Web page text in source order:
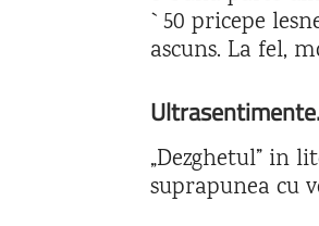
`50 pricepe
ascuns. La fel,
„Dezghetul” in
suprapunea cu